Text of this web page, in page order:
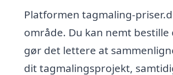
Platformen tagmaling-
område. Du kan nemt
gør det lettere at
dit tagmalingsprojekt,